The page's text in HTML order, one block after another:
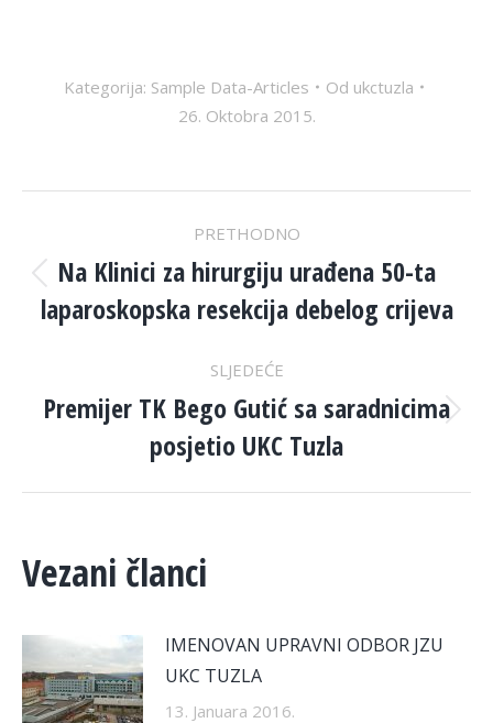
Kategorija: Sample Data-Articles Od ukctuzla
26. Oktobra 2015.
NAVIGATION
PRETHODNO
Previous
post:
Na Klinici za hirurgiju urađena 50-ta
laparoskopska resekcija debelog crijeva
SLJEDEĆE
Next
post:
Premijer TK Bego Gutić sa saradnicima
posjetio UKC Tuzla
Vezani članci
IMENOVAN UPRAVNI ODBOR JZU
UKC TUZLA
13. Januara 2016.